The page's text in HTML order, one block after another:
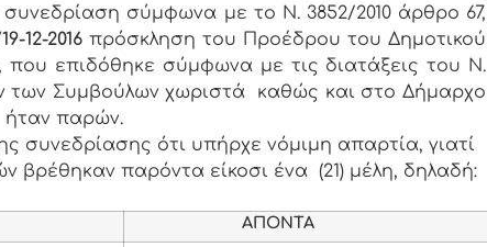
συνεδρίαση σύμφωνα με το Ν. 3852/2010 άρθρο 67,
12-2016 πρόσκληση του Προέδρου του Δημοτικού
που επιδόθηκε σύμφωνα με τις διατάξεις του Ν.
των Συμβούλων χωριστά καθώς και στο Δήμαρχο
ήταν παρών.
συνεδρίασης ότι υπήρχε νόμιμη απαρτία, γιατί
βρέθηκαν παρόντα είκοσι ένα (21) μέλη, δηλαδή:
ΑΠΟΝΤΑ